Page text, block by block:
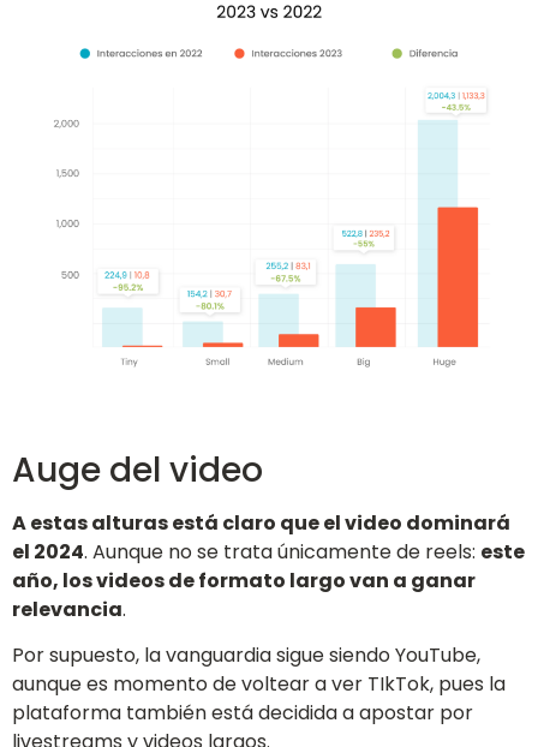
Auge del video
A estas alturas está claro que el video dominará
el 2024. Aunque no se trata únicamente de reels: este
año, los videos de formato largo van a ganar
relevancia.
Por supuesto, la vanguardia sigue siendo YouTube,
aunque es momento de voltear a ver TIkTok, pues la
plataforma también está decidida a apostar por